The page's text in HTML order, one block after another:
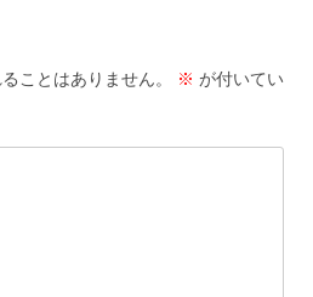
ことはありません。 ※ が付いてい